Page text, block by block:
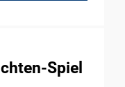
Spiel